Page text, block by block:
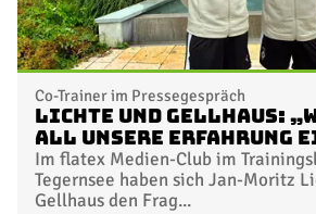
Co-Trainer im Pressegespräch
Lichte und Gellhaus:
all unsere Erfahrung
Im flatex Medien-Club im
Tegernsee haben sich Jan-Moritz
Gellhaus den Frag...